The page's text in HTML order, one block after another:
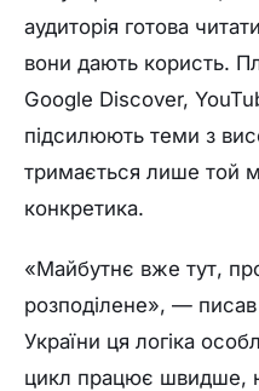
аудиторія готова
вони дають користь.
Google Discover,
підсилюють теми з
тримається лише той
конкретика.
«Майбутнє вже тут,
розподілене», —
України ця логіка
цикл працює швидше,